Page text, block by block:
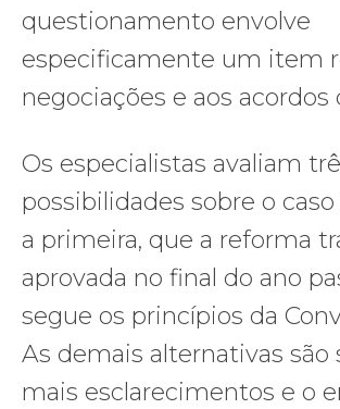
questionamento envolve
especificamente um item
negociações e aos acordos
Os especialistas avaliam
possibilidades sobre o
a primeira, que a reforma
aprovada no final do ano
segue os princípios da
As demais alternativas são
mais esclarecimentos e o